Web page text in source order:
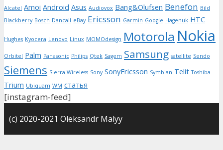
Alcatel Amoi Android Asus Audiovox Bang&Olufsen Benefon Bild
Blackberry Bosch Dancall eBay Ericsson Garmin Google Hagenuk HTC
Hughes Kyocera Lenovo Linux MOMOdesign Motorola Nokia
Orbitel Palm Panasonic Philips Qtek Sagem Samsung satellite Sendo
Siemens Sierra Wireless Sony SonyEricsson Symbian Telit Toshiba
Trium Ubiquam WM статья
[instagram-feed]
(с) 2020-2021 Oleksandr Malyy